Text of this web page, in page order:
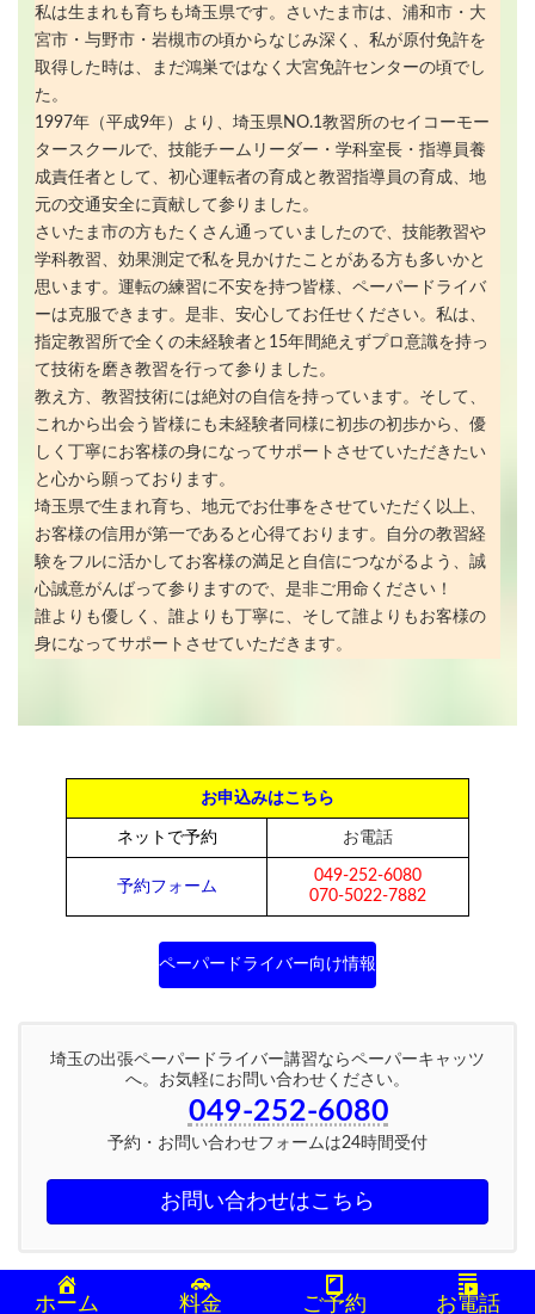
私は生まれも育ちも埼玉県です。さいたま市は、浦和市・大
宮市・与野市・岩槻市の頃からなじみ深く、私が原付免許を
取得した時は、まだ鴻巣ではなく大宮免許センターの頃でし
た。
1997年（平成9年）より、埼玉県NO.1教習所のセイコーモー
タースクールで、技能チームリーダー・学科室長・指導員養
成責任者として、初心運転者の育成と教習指導員の育成、地
元の交通安全に貢献して参りました。
さいたま市の方もたくさん通っていましたので、技能教習や
学科教習、効果測定で私を見かけたことがある方も多いかと
思います。運転の練習に不安を持つ皆様、ペーパードライバ
ーは克服できます。是非、安心してお任せください。私は、
指定教習所で全くの未経験者と15年間絶えずプロ意識を持っ
て技術を磨き教習を行って参りました。
教え方、教習技術には絶対の自信を持っています。そして、
これから出会う皆様にも未経験者同様に初歩の初歩から、優
しく丁寧にお客様の身になってサポートさせていただきたい
と心から願っております。
埼玉県で生まれ育ち、地元でお仕事をさせていただく以上、
お客様の信用が第一であると心得ております。自分の教習経
験をフルに活かしてお客様の満足と自信につながるよう、誠
心誠意がんばって参りますので、是非ご用命ください！
誰よりも優しく、誰よりも丁寧に、そして誰よりもお客様の
身になってサポートさせていただきます。
お申込みはこちら
ネットで予約 お電話
予約フォーム
049-252-6080
070-5022-7882
ペーパードライバー向け情報
埼玉の出張ペーパードライバー講習ならペーパーキャッツ
へ。お気軽にお問い合わせください。
049-252-6080
予約・お問い合わせフォームは24時間受付
お問い合わせはこちら
ホーム 料金 ご予約 お電話